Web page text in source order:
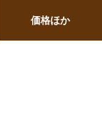
価格ほか